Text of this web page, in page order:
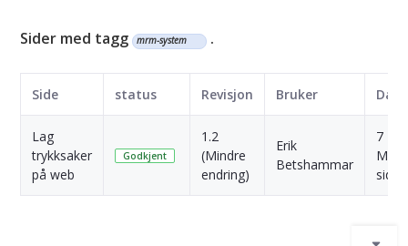
Kunnskapsbasen
Sider med tagg mrm-system .
Side status Revisjon Bruker Dato
Lag
trykksaker
på web
Godkjent
1.2
(Mindre
endring)
Erik
Betshammar
7
siden